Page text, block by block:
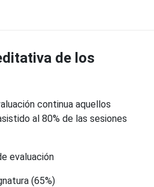
de los
continua aquellos
al 80% de las sesiones
evaluación
(65%)